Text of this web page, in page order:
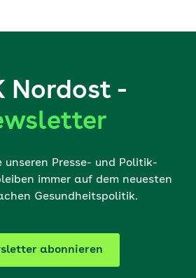
Nordost -
unseren Presse- und Politik-
immer auf dem neuesten
Gesundheitspolitik.
abonnieren